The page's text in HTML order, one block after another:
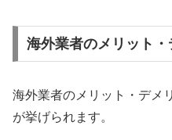
海外業者のメリット・
海外業者のメリット・デメ
が挙げられます。